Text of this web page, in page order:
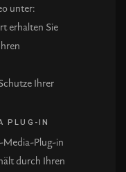
unter:
erhalten Sie
Ihrer
PLUG-IN
Media-Plug-in
durch Ihren